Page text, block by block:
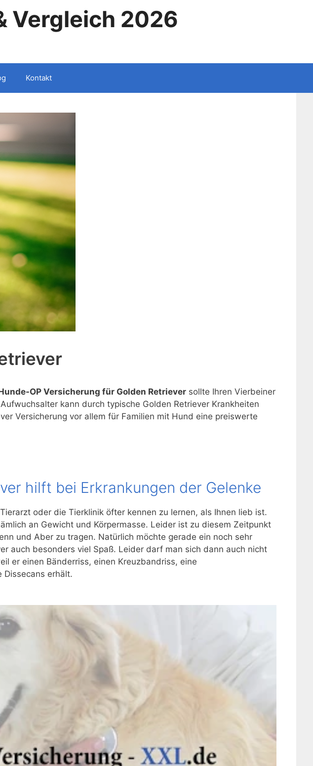
Vergleich 2026
Kontakt
OP Versicherung für Golden Retrieversollte Ihren Vierbeiner
kann durch typische Golden Retriever Krankheiten
Versicherung vor allem für Familien mit Hund eine preiswerte
hilft bei Erkrankungen der Gelenke
oder die Tierklinik öfter kennen zu lernen, als Ihnen lieb ist.
an Gewicht und Körpermasse. Leider ist zu diesem Zeitpunkt
und Aber zu tragen. Natürlich möchte gerade ein noch sehr
auch besonders viel Spaß. Leider darf man sich dann auch nicht
er einen Bänderriss, einen Kreuzbandriss, eine
Dissecans erhält.